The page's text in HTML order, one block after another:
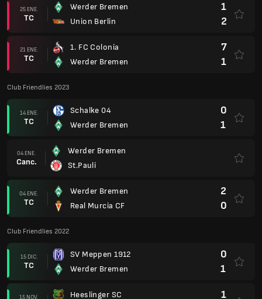
25 ENE.
TC
Werder Bremen
Union Berlin
1
2
21 ENE.
TC
1. FC Colonia
Werder Bremen
7
1
Club Friendlies 2023
14 ENE.
TC
Schalke 04
Werder Bremen
0
1
04 ENE.
Canc.
Werder Bremen
St.Pauli
04 ENE.
TC
Werder Bremen
Real Murcia CF
2
0
Club Friendlies 2022
15 DIC.
TC
SV Meppen 1912
Werder Bremen
0
1
15 NOV.
Heeslinger SC
1